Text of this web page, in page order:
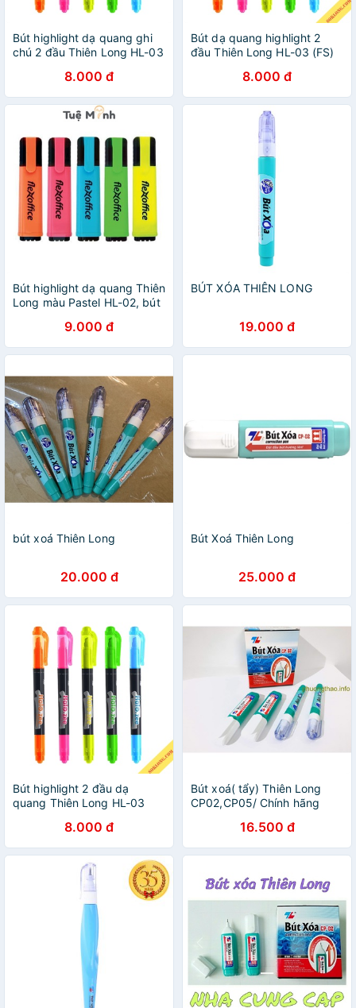
Bút highlight dạ quang ghi
chú 2 đầu Thiên Long HL-03
8.000 đ
Bút dạ quang highlight 2
đầu Thiên Long HL-03 (FS)
8.000 đ
Bút highlight dạ quang Thiên
Long màu Pastel HL-02, bút
9.000 đ
BÚT XÓA THIÊN LONG
19.000 đ
bút xoá Thiên Long
20.000 đ
Bút Xoá Thiên Long
25.000 đ
Bút highlight 2 đầu dạ
quang Thiên Long HL-03
dấu màu leon8.000 đ
Bút xoá( tẩy) Thiên Long
CP02,CP05/ Chính hãng
16.500 đ